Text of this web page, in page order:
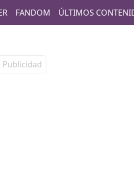
FANDOM ÚLTIMOS